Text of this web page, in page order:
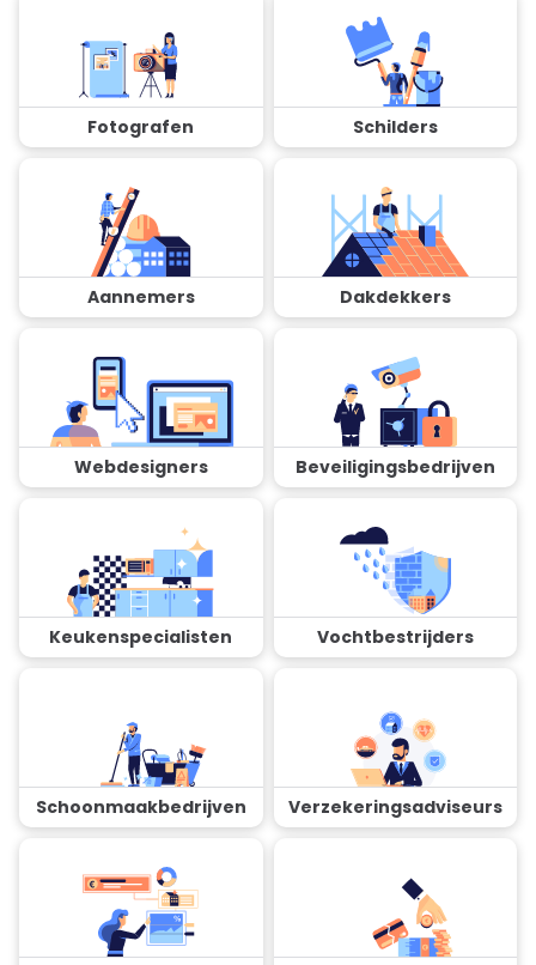
Fotografen Schilders
Aannemers Dakdekkers
Webdesigners Beveiligingsbedrijven
Keukenspecialisten Vochtbestrijders
Schoonmaakbedrijven Verzekeringsadviseurs